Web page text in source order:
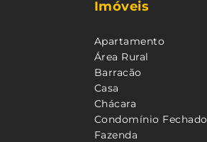
Imóveis
Apartamento
Área Rural
Barracão
Casa
Chácara
Condomínio Fechado
Fazenda